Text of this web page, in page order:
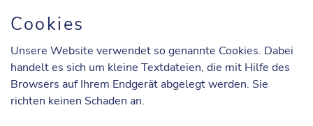
Cookies
Unsere Website verwendet so genannte Cookies. Dabei
handelt es sich um kleine Textdateien, die mit Hilfe des
Browsers auf Ihrem Endgerät abgelegt werden. Sie
richten keinen Schaden an.